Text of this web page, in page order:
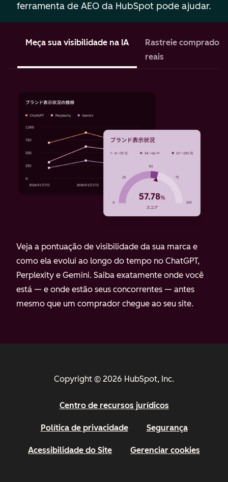
ferramenta de AEO da HubSpot pode ajudar.
Meça sua visibilidade na IA
Rastreie
reais
Veja a pontuação de visibilidade da sua marca e
como ela evolui ao longo do tempo no ChatGPT,
Perplexity e Gemini. Saiba exatamente onde você
está — e onde estão seus concorrentes — antes
mesmo que um comprador chegue ao seu site.
Copyright © 2026 HubSpot, Inc.
Centro de recursos jurídicos
Política de privacidade Segurança
Acessibilidade do Site Gerenciar cookies